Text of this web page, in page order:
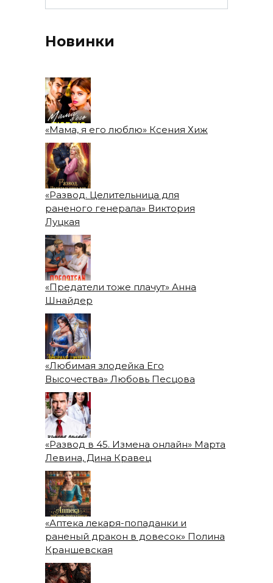
Новинки
«Мама, я его люблю» Ксения Хиж
«Развод. Целительница для
раненого генерала» Виктория
Луцкая
«Предатели тоже плачут» Анна
Шнайдер
«Любимая злодейка Его
Высочества» Любовь Песцова
«Развод в 45. Измена онлайн» Марта
Левина, Дина Кравец
«Аптека лекаря-попаданки и
раненый дракон в довесок» Полина
Краншевская